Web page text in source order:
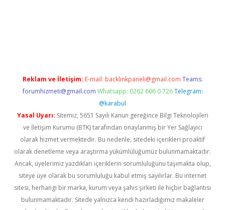
Reklam ve İletişim: E-mail: backlinkpaneli@gmail.com Teams:
forumhizmeti@gmail.com Whatsapp: 0262 606 0 726 Telegram:
@karabul
Yasal Uyarı: Sitemiz, 5651 Sayılı Kanun gereğince Bilgi Teknolojileri
ve İletişim Kurumu (BTK) tarafından onaylanmış bir Yer Sağlayıcı
olarak hizmet vermektedir. Bu nedenle, sitedeki içerikleri proaktif
olarak denetleme veya araştırma yükümlülüğümüz bulunmamaktadır.
Ancak, üyelerimiz yazdıkları içeriklerin sorumluluğunu taşımakta olup,
siteye üye olarak bu sorumluluğu kabul etmiş sayılırlar. Bu internet
sitesi, herhangi bir marka, kurum veya şahıs şirketi ile hiçbir bağlantısı
bulunmamaktadır. Sitede yalnızca kendi hazırladığımız makaleler